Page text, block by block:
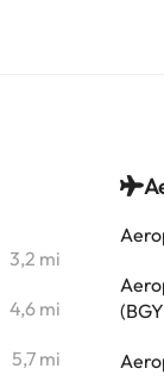
3,2 mi
4,6 mi
5,7 mi